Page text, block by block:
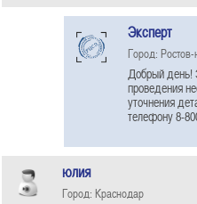
Эксперт
Город:
Добрый день!
проведения
уточнения
телефону 8-
юлия
Город: Краснодар